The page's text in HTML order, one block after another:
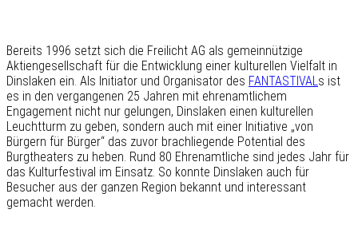
Bereits 1996 setzt sich die Freilicht AG als gemeinnützige
Aktiengesellschaft für die Entwicklung einer kulturellen Vielfalt in
Dinslaken ein. Als Initiator und Organisator des FANTASTIVAL s ist
es in den vergangenen 25 Jahren mit ehrenamtlichem
Engagement nicht nur gelungen, Dinslaken einen kulturellen
Leuchtturm zu geben, sondern auch mit einer Initiative „von
Bürgern für Bürger“ das zuvor brachliegende Potential des
Burgtheaters zu heben. Rund 80 Ehrenamtliche sind jedes Jahr für
das Kulturfestival im Einsatz. So konnte Dinslaken auch für
Besucher aus der ganzen Region bekannt und interessant
gemacht werden.